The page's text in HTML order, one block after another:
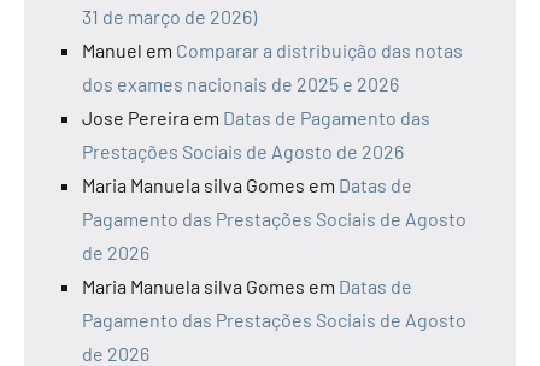
31 de março de 2026)
Manuel em Comparar a distribuição das notas
dos exames nacionais de 2025 e 2026
Jose Pereira em Datas de Pagamento das
Prestações Sociais de Agosto de 2026
Maria Manuela silva Gomes em Datas de
Pagamento das Prestações Sociais de Agosto
de 2026
Maria Manuela silva Gomes em Datas de
Pagamento das Prestações Sociais de Agosto
de 2026